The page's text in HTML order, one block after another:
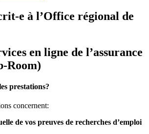
e à l’Office régional de
en ligne de l’assurance
Room)
prestations?
concernent:
de vos preuves de recherches d’emploi